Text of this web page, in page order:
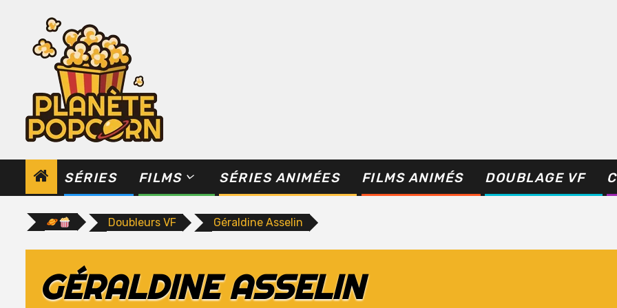
SÉRIES FILMS SÉRIES ANIMÉES FILMS ANIMÉS DOUBLAGE VF
Doubleurs VF Géraldine Asselin
GÉRALDINE ASSELIN